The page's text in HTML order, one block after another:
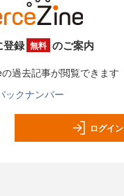
登録 無料 のご案内
過去記事が閲覧できます
ックナンバー
ログイン